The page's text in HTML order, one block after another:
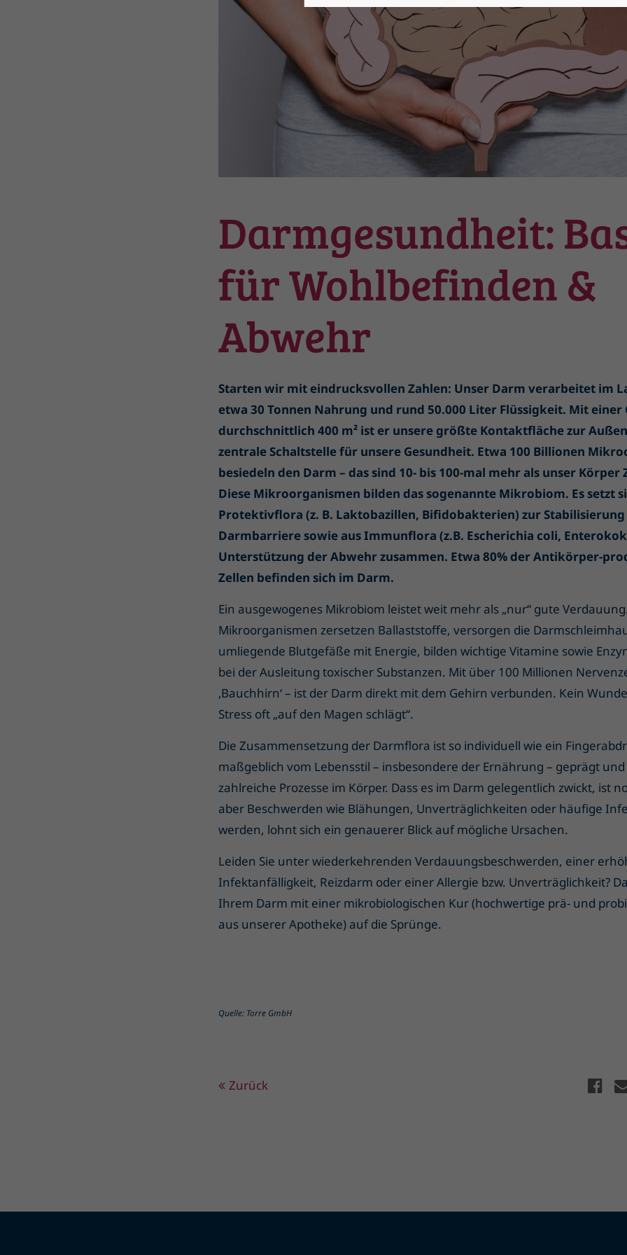
Darmgesundheit:
für Wohlbefinden &
Abwehr
Starten wir mit eindrucksvollen Zahlen: Unser Darm verarbeitet im
etwa 30 Tonnen Nahrung und rund 50.000 Liter Flüssigkeit. Mit
durchschnittlich 400 m² ist er unsere größte Kontaktfläche zur
zentrale Schaltstelle für unsere Gesundheit. Etwa 100 Billionen
besiedeln den Darm – das sind 10- bis 100-mal mehr als unser Körper
Diese Mikroorganismen bilden das sogenannte Mikrobiom. Es setzt
Protektivflora (z. B. Laktobazillen, Bifidobakterien) zur
Darmbarriere sowie aus Immunflora (z.B. Escherichia coli,
Unterstützung der Abwehr zusammen. Etwa 80% der Antikörper-
Zellen befinden sich im Darm.
Ein ausgewogenes Mikrobiom leistet weit mehr als „nur“ gute
Mikroorganismen zersetzen Ballaststoffe, versorgen die
umliegende Blutgefäße mit Energie, bilden wichtige Vitamine sowie
bei der Ausleitung toxischer Substanzen. Mit über 100 Millionen
‚Bauchhirn‘ – ist der Darm direkt mit dem Gehirn verbunden. Kein
Stress oft „auf den Magen schlägt“.
Die Zusammensetzung der Darmflora ist so individuell wie ein
maßgeblich vom Lebensstil – insbesondere der Ernährung – geprägt
zahlreiche Prozesse im Körper. Dass es im Darm gelegentlich zwickt, ist
aber Beschwerden wie Blähungen, Unverträglichkeiten oder häufige
werden, lohnt sich ein genauerer Blick auf mögliche Ursachen.
Leiden Sie unter wiederkehrenden Verdauungsbeschwerden, einer
Infektanfälligkeit, Reizdarm oder einer Allergie bzw. Unverträglichkeit?
Ihrem Darm mit einer mikrobiologischen Kur (hochwertige prä- und
aus unserer Apotheke) auf die Sprünge.
Quelle: Torre GmbH
Zurück